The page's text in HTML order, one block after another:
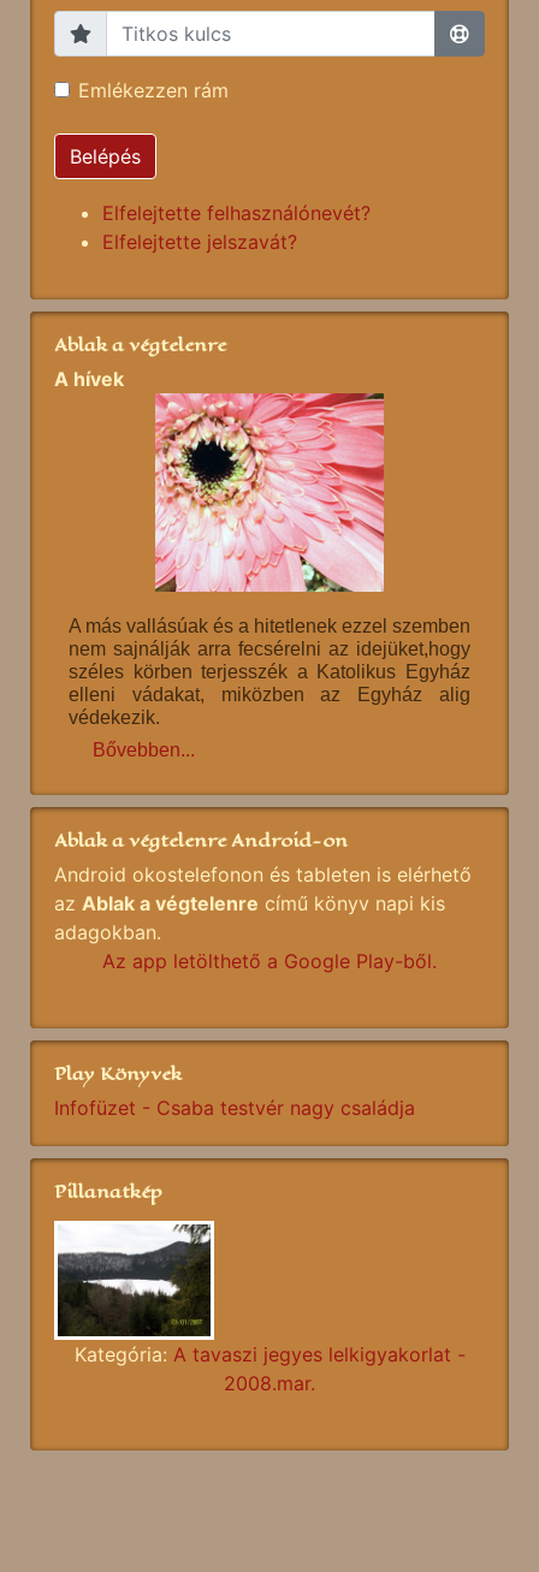
Emlékezzen rám
Belépés
Elfelejtette felhasználónevét?
Elfelejtette jelszavát?
Ablak a végtelenre
A hívek
A más vallásúak és a hitetlenek ezzel szemben
nem sajnálják arra fecsérelni az idejüket,hogy
széles körben terjesszék a Katolikus Egyház
elleni vádakat, miközben az Egyház alig
védekezik.
Bővebben...
Ablak a végtelenre Android-on
Android okostelefonon és tableten is elérhető
az Ablak a végtelenre című könyv napi kis
adagokban.
Az app letölthető a Google Play-ből.
Play Könyvek
Infofüzet - Csaba testvér nagy családja
Pillanatkép
Kategória: A tavaszi jegyes lelkigyakorlat -
2008.mar.